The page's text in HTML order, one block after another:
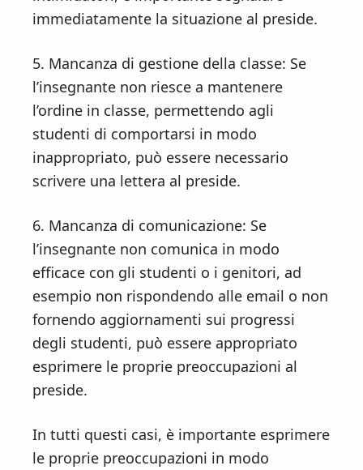
immediatamente la situazione al preside.
5. Mancanza di gestione della classe: Se
l’insegnante non riesce a mantenere
l’ordine in classe, permettendo agli
studenti di comportarsi in modo
inappropriato, può essere necessario
scrivere una lettera al preside.
6. Mancanza di comunicazione: Se
l’insegnante non comunica in modo
efficace con gli studenti o i genitori, ad
esempio non rispondendo alle email o non
fornendo aggiornamenti sui progressi
degli studenti, può essere appropriato
esprimere le proprie preoccupazioni al
preside.
In tutti questi casi, è importante esprimere
le proprie preoccupazioni in modo